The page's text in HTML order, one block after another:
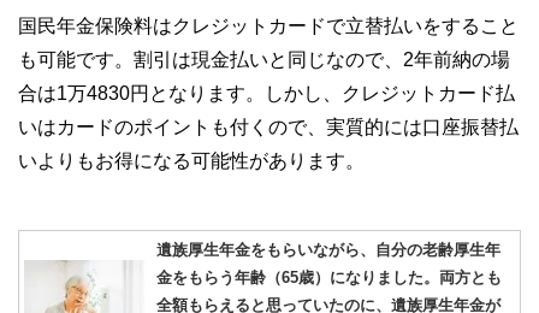
国民年金保険料はクレジットカードで立替払いをすること
も可能です。割引は現金払いと同じなので、2年前納の場
合は1万4830円となります。しかし、クレジットカード払
いはカードのポイントも付くので、実質的には口座振替払
いよりもお得になる可能性があります。
遺族厚生年金をもらいながら、自分の老齢厚生年
金をもらう年齢（65歳）になりました。両方とも
全額もらえると思っていたのに、遺族厚生年金が